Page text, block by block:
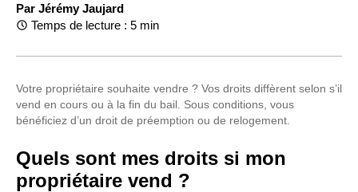
Par Jérémy Jaujard
Temps de lecture : 5 min
Votre propriétaire souhaite vendre ? Vos droits diffèrent selon s’il
vend en cours ou à la fin du bail. Sous conditions, vous
bénéficiez d’un droit de préemption ou de relogement.
Quels sont mes droits si mon
propriétaire vend ?